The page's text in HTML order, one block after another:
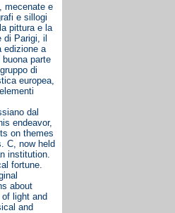
mecenate e
e sillogi
pittura e la
di Parigi, il
edizione a
parte
di
europea,
dal
endeavor,
on themes
C, now held
institution.
fortune.
about
light and
and